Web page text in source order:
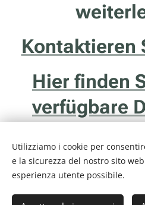
Kontaktieren
Hier finden
verfügbare
Utilizziamo i cookie per
e la sicurezza del nostro sito
esperienza utente possibile.